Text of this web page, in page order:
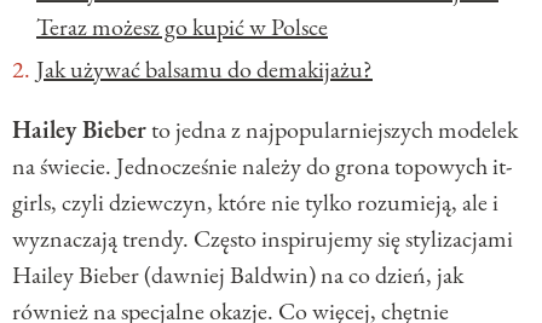
Teraz możesz go kupić w Polsce
Jak używać balsamu do demakijażu?
Hailey Bieberto jedna z najpopularniejszych modelek
na świecie. Jednocześnie należy do grona topowych it-
girls, czyli dziewczyn, które nie tylko rozumieją, ale i
wyznaczają trendy. Często inspirujemy się stylizacjami
Hailey Bieber (dawniej Baldwin) na co dzień, jak
również na specjalne okazje. Co więcej, chętnie